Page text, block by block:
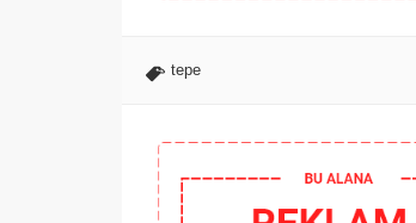
tepe